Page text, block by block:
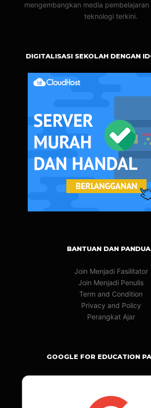
mengembangkan media
teknologi terkini.
DIGITALISASI SEKOLAH DENGAN
BANTUAN DAN
Join Menjadi Fasilitator
Join Menjadi Penulis
Term and Condition
Privacy and Policy
Perangkat Ajar
GOOGLE FOR EDUCATION